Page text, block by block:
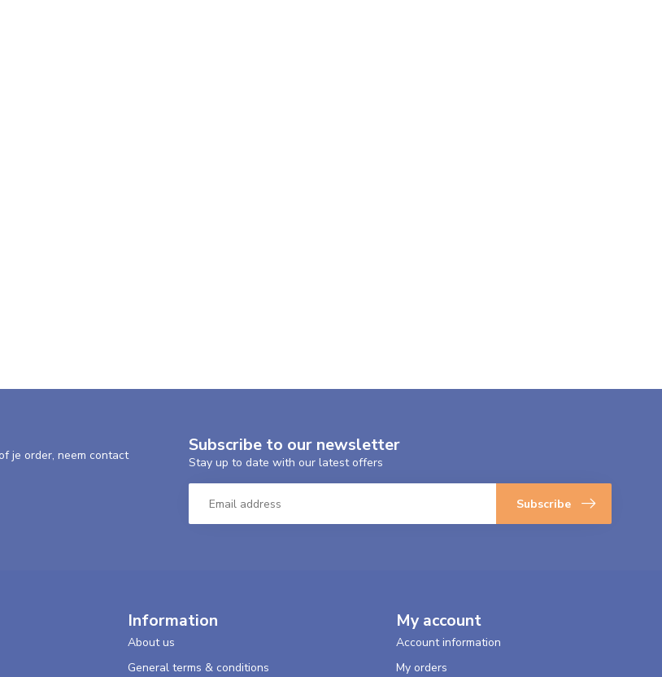
je order, neem contact
Subscribe to our newsletter
Stay up to date with our latest offers
Subscribe
Information
About us
General terms & conditions
My account
Account information
My orders